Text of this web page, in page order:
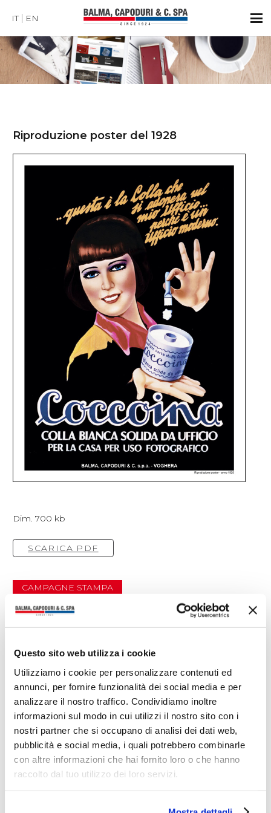
Questo sito web utilizza i cookie
Utilizziamo i cookie per personalizzare contenuti ed
annunci, per fornire funzionalità dei social media e per
analizzare il nostro traffico. Condividiamo inoltre
informazioni sul modo in cui utilizzi il nostro sito con i
nostri partner che si occupano di analisi dei dati web,
pubblicità e social media, i quali potrebbero combinarle
con altre informazioni che hai fornito loro o che hanno
raccolto dal tuo utilizzo dei loro servizi.
IT EN
Riproduzione poster del 1928
Dim. 700 kb
SCARICA PDF
CAMPAGNE STAMPA
Ti potrebbero interessare anche